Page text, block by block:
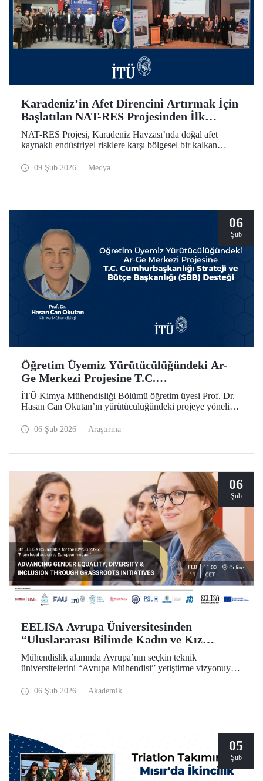
Karadeniz’in Afet Direncini Artırmak İçin
Başlatılan NAT-RES Projesinden İlk
Toplantı
NAT-RES Projesi, Karadeniz Havzası’nda doğal afet
kaynaklı endüstriyel risklere karşı bölgesel bir kalkan
Yunanistan ve Ukrayna’dan paydaş kurumların iş birliğiyle
09 Şub 2026 Medya
06
Şub
Öğretim Üyemiz Yürütücülüğündeki Ar-
Ge Merkezi Projesine T.C.
Cumhurbaşkanlığı Strateji ve Bütçe
Başkanlığı (SBB) Desteği
İTÜ Kimya Mühendisliği Bölümü öğretim üyesi Prof. Dr.
Hasan Can Okutan’ın yürütücülüğündeki projeye yönelik
(SBB) tarafından, 31.931.000 TL’lik ek bütçeyle bir yıl
06 Şub 2026 Araştırma
06
Şub
EELISA Avrupa Üniversitesinden
“Uluslararası Bilimde Kadın ve Kız
Çocukları Günü”ne Özel Toplantı
Mühendislik alanında Avrupa’nın seçkin teknik
üniversitelerini “Avrupa Mühendisi” yetiştirme vizyonuyla
aldığı EELISA, 11 Şubat “Uluslararası Bilimde Kadın ve
06 Şub 2026 Akademik
05
Şub